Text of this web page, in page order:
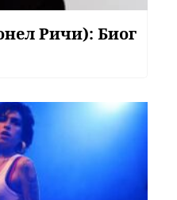
Ричи): Биог